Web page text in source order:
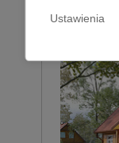
Ustawienia